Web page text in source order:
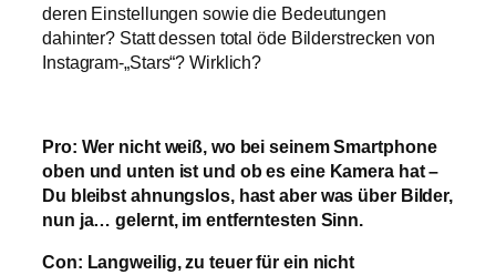
deren Einstellungen sowie die Bedeutungen
dahinter? Statt dessen total öde Bilderstrecken von
Instagram-„Stars“? Wirklich?
Pro: Wer nicht weiß, wo bei seinem Smartphone
oben und unten ist und ob es eine Kamera hat –
Du bleibst ahnungslos, hast aber was über Bilder,
nun ja… gelernt, im entferntesten Sinn.
Con: Langweilig, zu teuer für ein nicht